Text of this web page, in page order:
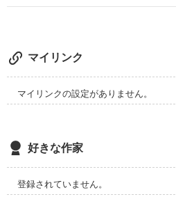
君よ、幸せであれ。
✼••┈┈┈┈••✼••┈┈┈┈••✼
作品を読む
多くの人に読んでもらいたいです。
マイリンク
マイリンクの設定がありません。
好きな作家
登録されていません。